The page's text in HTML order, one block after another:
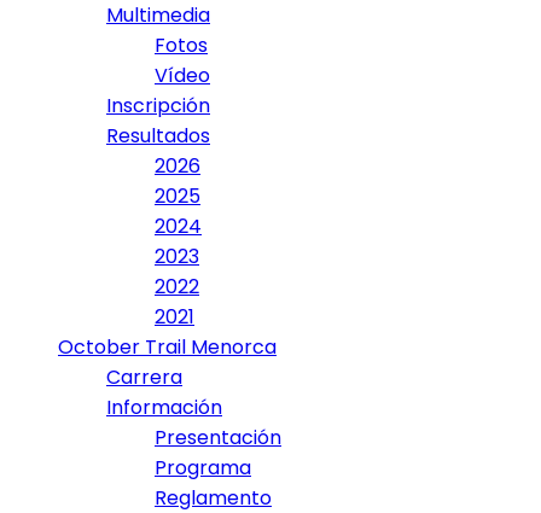
Multimedia
Fotos
Vídeo
Inscripción
Resultados
2026
2025
2024
2023
2022
2021
October Trail Menorca
Carrera
Información
Presentación
Programa
Reglamento